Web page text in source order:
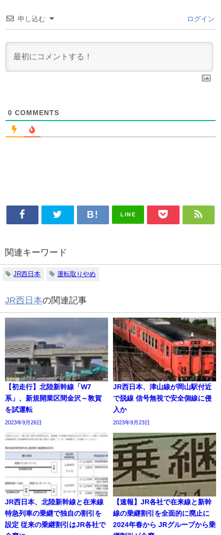
申し込む ログイン
0 COMMENTS
LINE
関連キーワード
JR西日本 運転取りやめ
JR西日本の関連記事
【初走行】北陸新幹線「W7
系」、新規開業区間金沢～敦賀
を試運転
2023年9月26日
JR西日本、津山線が岡山駅付近
で脱線 信号無視で安全側線に侵
入か
2023年9月23日
JR西日本、北陸新幹線と在来線
特急列車の乗継で独自の割引を
設定 従来の乗継割引はJR各社で
【速報】JR各社で在来線と新幹
線の乗継割引を全面的に廃止に
2024年春から JRグループから乗